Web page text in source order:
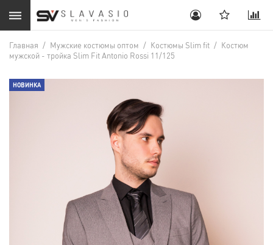
Главная / Мужские костюмы оптом / Костюмы Slim fit / Костюм
мужской - тройка Slim Fit Antonio Rossi 11/125
НОВИНКА